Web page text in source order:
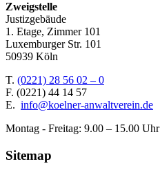
Zweigstelle
Justizgebäude
1. Etage, Zimmer 101
Luxemburger Str. 101
50939 Köln
T. (0221) 28 56 02 – 0
F. (0221) 44 14 57
E. info@koelner-anwaltverein.de
Montag - Freitag: 9.00 – 15.00 Uhr
Sitemap